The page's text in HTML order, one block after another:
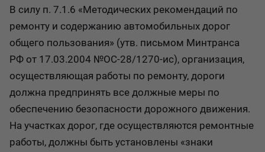
В силу п. 7.1.6 «Методических рекомендаций по
ремонту и содержанию автомобильных дорог
общего пользования» (утв. письмом Минтранса
РФ от 17.03.2004 №ОС-28/1270-ис), организация,
осуществляющая работы по ремонту, дороги
должна предпринять все должные меры по
обеспечению безопасности дорожного движения.
На участках дорог, где осуществляются ремонтные
работы, должны быть установлены «знаки